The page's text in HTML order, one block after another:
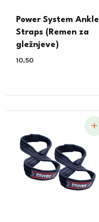
Power System Ankle
Straps (Remen za
gležnjeve)
10,50